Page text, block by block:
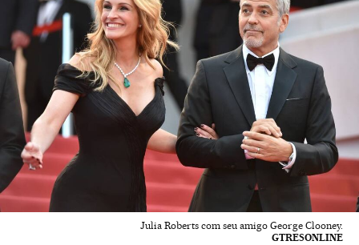
Julia Roberts com seu amigo George Clooney.
GTRESONLINE